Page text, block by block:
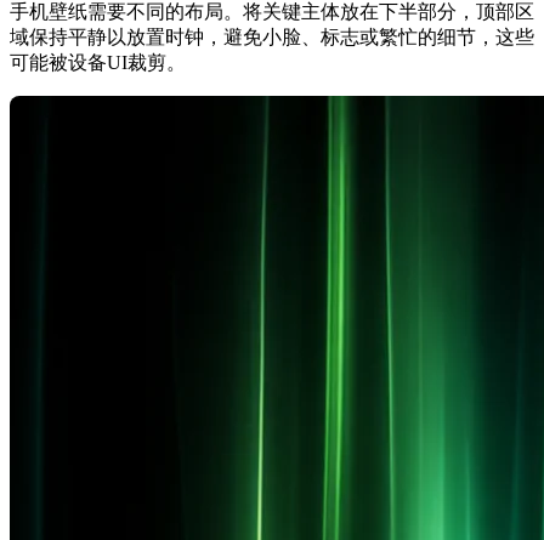
手机壁纸需要不同的布局。将关键主体放在下半部分，顶部区
域保持平静以放置时钟，避免小脸、标志或繁忙的细节，这些
可能被设备UI裁剪。